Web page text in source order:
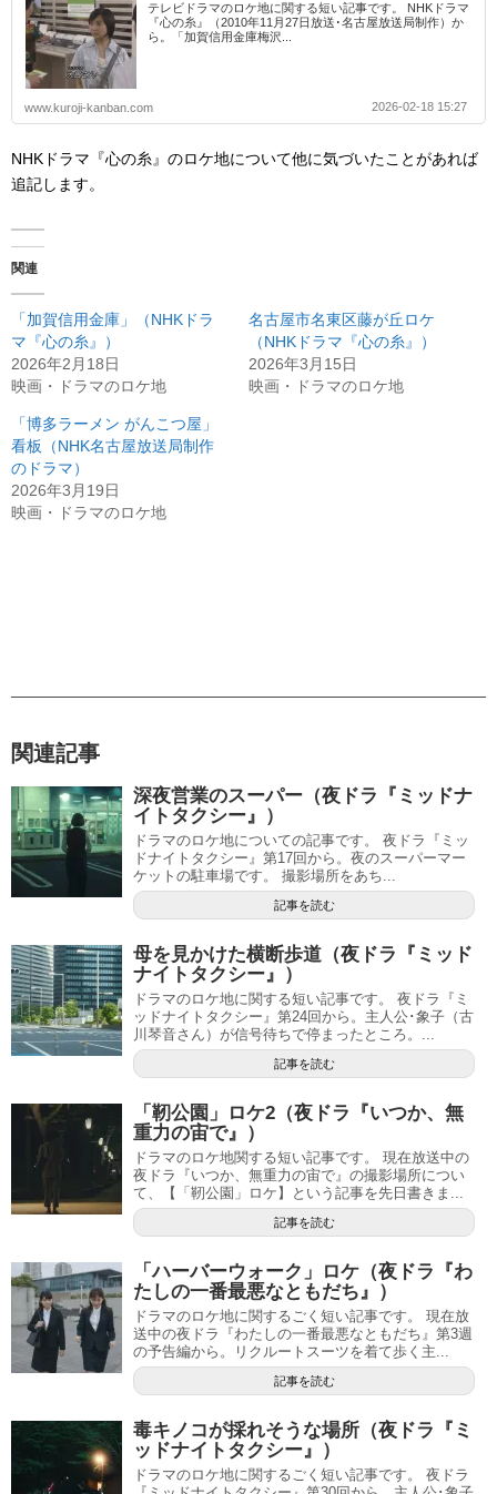
テレビドラマのロケ地に関する短い記事です。 NHKドラマ
『心の糸』（2010年11月27日放送･名古屋放送局制作）か
ら。「加賀信用金庫梅沢...
www.kuroji-kanban.com 2026-02-18 15:27
NHKドラマ『心の糸』のロケ地について他に気づいたことがあれば
追記します。
関連
「加賀信用金庫」（NHKドラ
マ『心の糸』）
2026年2月18日
映画・ドラマのロケ地
名古屋市名東区藤が丘ロケ
（NHKドラマ『心の糸』）
2026年3月15日
映画・ドラマのロケ地
「博多ラーメン がんこつ屋」
看板（NHK名古屋放送局制作
のドラマ）
2026年3月19日
映画・ドラマのロケ地
関連記事
深夜営業のスーパー（夜ドラ『ミッドナ
イトタクシー』）
ドラマのロケ地についての記事です。 夜ドラ『ミッ
ドナイトタクシー』第17回から。夜のスーパーマー
ケットの駐車場です。 撮影場所をあち...
記事を読む
母を見かけた横断歩道（夜ドラ『ミッド
ナイトタクシー』）
ドラマのロケ地に関する短い記事です。 夜ドラ『ミ
ッドナイトタクシー』第24回から。主人公･象子（古
川琴音さん）が信号待ちで停まったところ。...
記事を読む
「靭公園」ロケ2（夜ドラ『いつか、無
重力の宙で』）
ドラマのロケ地関する短い記事です。 現在放送中の
夜ドラ『いつか、無重力の宙で』の撮影場所につい
て、【「靭公園」ロケ】という記事を先日書きま...
記事を読む
「ハーバーウォーク」ロケ（夜ドラ『わ
たしの一番最悪なともだち』）
ドラマのロケ地に関するごく短い記事です。 現在放
送中の夜ドラ『わたしの一番最悪なともだち』第3週
の予告編から。リクルートスーツを着て歩く主...
記事を読む
毒キノコが採れそうな場所（夜ドラ『ミ
ッドナイトタクシー』）
ドラマのロケ地に関するごく短い記事です。 夜ドラ